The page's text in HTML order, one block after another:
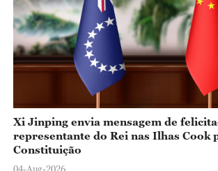
Xi Jinping envia mensagem de
representante do Rei nas Ilhas Cook
Constituição